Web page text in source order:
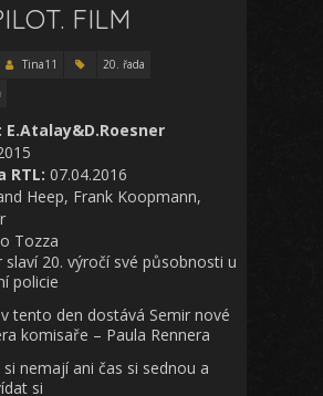
FILM
Tina11
20. řada
E.Atalay&D.Roesner
RTL: 07.04.2016
Heep, Frank Koopmann,
Tozza
slaví 20. výročí své působnosti u
policie
tento den dostává Semir nové
komisaře – Paula Rennera
nemají ani čas si sednou a
si